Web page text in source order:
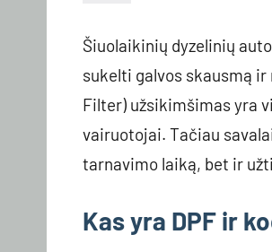
Šiuolaikinių dyzelinių
sukelti galvos skausmą
Filter) užsikimšimas yra
vairuotojai. Tačiau
tarnavimo laiką, bet ir
Kas yra DPF ir